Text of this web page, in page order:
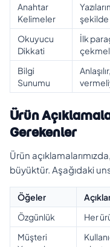
Anahtar
Kelimeler
şekilde
Okuyucu
Dikkati
İlk
Bilgi
Sunumu
Ürün
Gerekenler
Ürün
büyüktür. Aşağıdaki
Öğeler
Özgünlük
Her
Müşteri